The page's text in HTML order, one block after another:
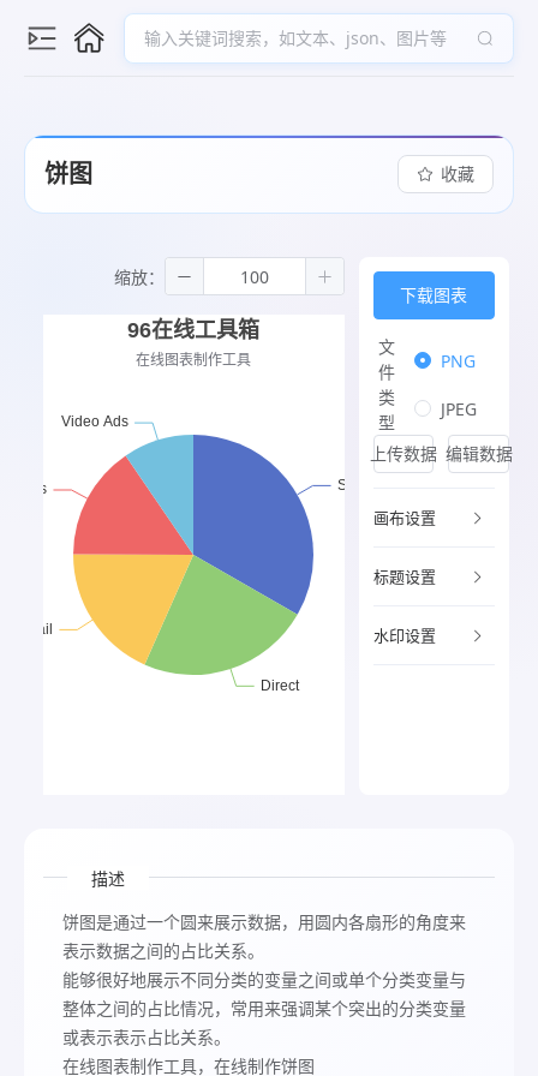
输入关键词搜索，如文本、json、图片等
饼图 收藏
缩放：
下载图表
文
件
类
型
PNG
JPEG
上传数据 编辑数据
画布设置
标题设置
水印设置
描述
饼图是通过一个圆来展示数据，用圆内各扇形的角度来
表示数据之间的占比关系。
能够很好地展示不同分类的变量之间或单个分类变量与
整体之间的占比情况，常用来强调某个突出的分类变量
或表示表示占比关系。
在线图表制作工具，在线制作饼图